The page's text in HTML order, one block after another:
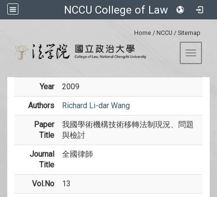
NCCU College of Law
Home / NCCU / Sitemap
Toggle
Year 2009
Authors Richard Li-dar Wang
Paper
Title
我國學術機構技術移轉法制現況、問題
與檢討
Journal
Title
全國律師
Vol.No 13